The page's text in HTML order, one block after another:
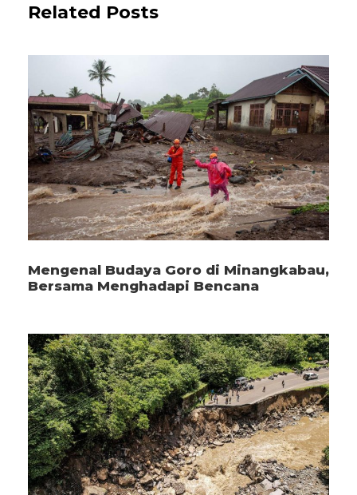
Related Posts
Mengenal Budaya Goro di Minangkabau,
Bersama Menghadapi Bencana